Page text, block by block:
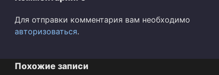
Для отправки комментария вам необходимо
авторизоваться.
Похожие записи